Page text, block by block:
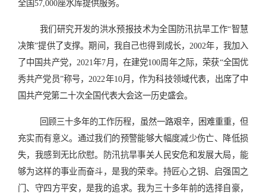
全国57,000座水库提供服务。
我们研究开发的洪水预报技术为全国防汛抗旱工作“智慧
决策”提供了支撑。期间，我自己也得到成长，2002年，我加入
了中国共产党，2021年7月，在建党100周年之际，荣获“全国优
秀共产党员”称号，2022年10月，作为科技领域代表，出席了中
国共产党第二十次全国代表大会这一历史盛会。
回顾三十多年的工作历程，虽然一路艰辛，困难重重，但
充实而有意义。通过我们的预警能够大幅度减少伤亡、降低损
失，我感到无比欣慰。防汛抗旱事关人民安危和发展大局，能
够为这样的事业而奋斗，是我的荣幸。持匠心之钥、启强国之
门、守四方平安，是我的追求。我为三十多年前的选择自豪，